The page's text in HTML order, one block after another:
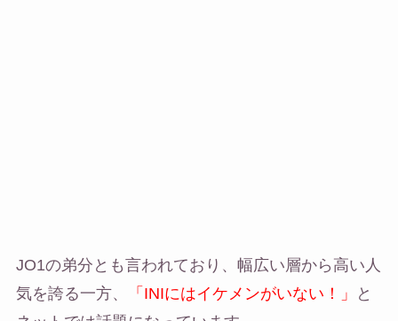
JO1の弟分とも言われており、幅広い層から高い人
気を誇る一方、
「INIにはイケメンがいない！」
と